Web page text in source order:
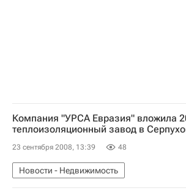
Компания "УРСА Евразия" вложила
теплоизоляционный завод в
23 сентября 2008, 13:39 48
Новости - Недвижимость
Коммерческая недвижимость